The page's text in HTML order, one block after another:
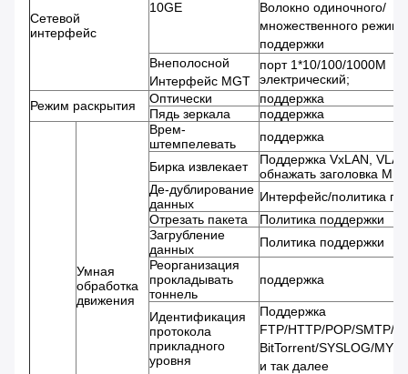
Сетевой
интерфейс
10GE
Волокно одиночного/
множественного режима
поддержки
Внеполосной
Интерфейс MGT
порт 1*10/100/1000M
электрический;
Режим раскрытия
Оптически
поддержка
Пядь зеркала
поддержка
Умная
обработка
движения
Врем-
штемпелевать
поддержка
Бирка извлекает
Поддержка VxLAN,
обнажать заголовка
Де-дублирование
данных
Интерфейс/политика
Отрезать пакета
Политика поддержки
Загрубление
данных
Политика поддержки
Реорганизация
прокладывать
тоннель
поддержка
Идентификация
протокола
прикладного
уровня
Поддержка
FTP/HTTP/POP/SMTP/
BitTorrent/SYSLOG/
и так далее